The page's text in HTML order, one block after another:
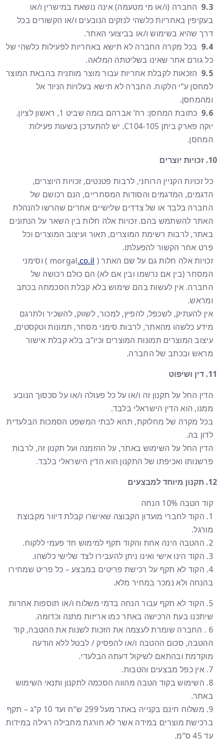
9.3החברה (ו/או מי מטעמה) אינה נושאת במישרין ו/או
בעקיפין באחריות כלשהי לנזקים הנובעים ו/או הקשורים בכל
דרך שהיא בשימוש ו/או בביצועי האתר.
9.4בכל מקרה החברה לא תישא באחריות לפעילות כלשהי של
כל גורם אחר שאינו בשליטתה המלאה.
9.5הזכאות לקבלת אחריות עבור מוצר מותנית בהבאת המוצר
למחסן ע”י הלקוח. החברה לא תישא בעלויות הניוד אל
ומהמחסן.
9.6
כתובת המחסן: רח’ אברהם בומה שביט 1, ראשון לציון.
יוקה פארק ביתן C104-105. יש להתעדכן בשעות פעילות
המחסן.
זכויות יוצרים
כל זכויות הקניין הרוחני, לרבות פטנטים, זכויות היוצרים,
הדגמים, המדגמים והסודות המסחריים, הנם רכושם של
החברה בלבד או של צדדים שלישיים אחרים שהרשו להנהלת
האתר להשתמש בהם. זכויות אלה חלות בין השאר על הנתונים
באתר, לרבות רשימת המוצרים, תאור ועיצוב המוצרים וכל
פרט אחר הקשור להפעלתו.
זכויות אלה חלות גם על שם האתר ( morgal .co.il
) וסימני
המסחר (בין אם נרשמו ובין אם לא) הם כולם רכושה של
החברה. אין לעשות בהם שימוש בלא קבלת הסכמתה בכתב
ומראש.
אין להעתיק, לשכפל, להפיץ, למכור, לשווק, להשכיר ולתרגם
מידע כלשהו מהאתר, לרבות סימני מסחר, תמונות וטקסטים,
עיצוב המוצרים תמונות המוצרים וכיו”ב בלא קבלת אישור
מראש ובכתב של החברה.
דין ושיפוט
הדין החל על תקנון זה ו/או על כל פעולה ו/או על סכסוך הנובע
ממנו, הוא הדין הישראלי בלבד.
בכל מקרה של מחלוקת, תהא לבתי המשפט הסמכות הבלעדית
לדון בה.
הדין החל על השימוש באתר, על ההזמנה ועל תקנון זה, לרבות
פרשנותו ואכיפתו של התקנון הוא הדין הישראלי בלבד.
תקנון מיוחד למבצעים
קוד הטבה 10% הנחה
1. הקוד לחברי מועדון הקבוצה שאישרו קבלת דיוור מקבוצת
מורגל.
2. ההטבה הינה אחת והקוד תקף למימוש חד פעמי ללקוח.
3. הקוד הינו אישי ואינו ניתן להעבירו לצד שלישי כלשהו.
4. הקוד לא תקף על רכישת פריטים במבצע – כל פריט שמחירו
בהנחה ולא נמכר במחיר מלא.
5. הקוד לא תקף עבור הנחה בדמי משלוח ו/או תוספות אחרות
שיתכנו בעת הרכישה באתר כמו אריזות מתנה וכדומה.
6 . החברה שומרת לעצמה את הזכות לשנות את ההטבה, קוד
ההטבה, סכום ההטבה ו/או להפסיק / לבטל ללא הודעה
מוקדמת ובהתאם לשיקול דעתה הבלעדי.
7. אין כפל מבצעים והטבות.
8. השימוש בקוד הטבה מהווה הסכמה לתקנון ותנאי השימוש
באתר.
9. משלוח חינם בקנייה באתר מעל 299 ש”ח ועד 10 ק”ג – תקף
ברכישת מוצרים במידה אשר לא חורגת מחבילה רגילה במידות
עד 45 ס”מ.